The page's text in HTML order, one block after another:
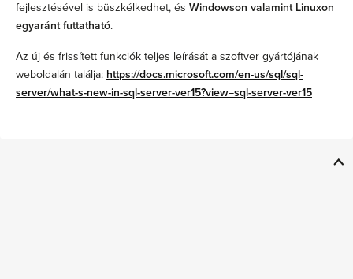
fejlesztésével is büszkélkedhet, és Windowson valamint Linuxon
egyaránt futtatható.
Az új és frissített funkciók teljes leírását a szoftver gyártójának
weboldalán találja: https://docs.microsoft.com/en-us/sql/sql-
server/what-s-new-in-sql-server-ver15?view=sql-server-ver15